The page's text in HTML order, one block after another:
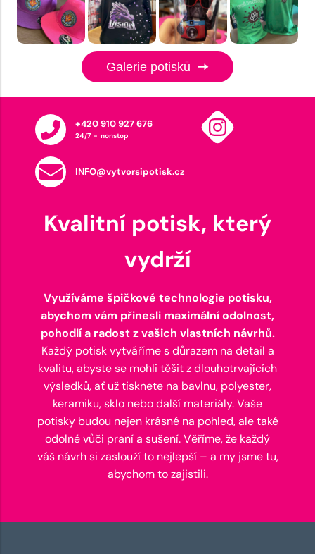
Galerie potisků
+420 910 927 676
24/7 - nonstop
INFO@vytvorsipotisk.cz
Kvalitní potisk, který
vydrží
Využíváme špičkové technologie potisku,
abychom vám přinesli maximální odolnost,
pohodlí a radost z vašich vlastních návrhů.
Každý potisk vytváříme s důrazem na detail a
kvalitu, abyste se mohli těšit z dlouhotrvajících
výsledků, ať už tisknete na bavlnu, polyester,
keramiku, sklo nebo další materiály. Vaše
potisky budou nejen krásné na pohled, ale také
odolné vůči praní a sušení. Věříme, že každý
váš návrh si zaslouží to nejlepší – a my jsme tu,
abychom to zajistili.